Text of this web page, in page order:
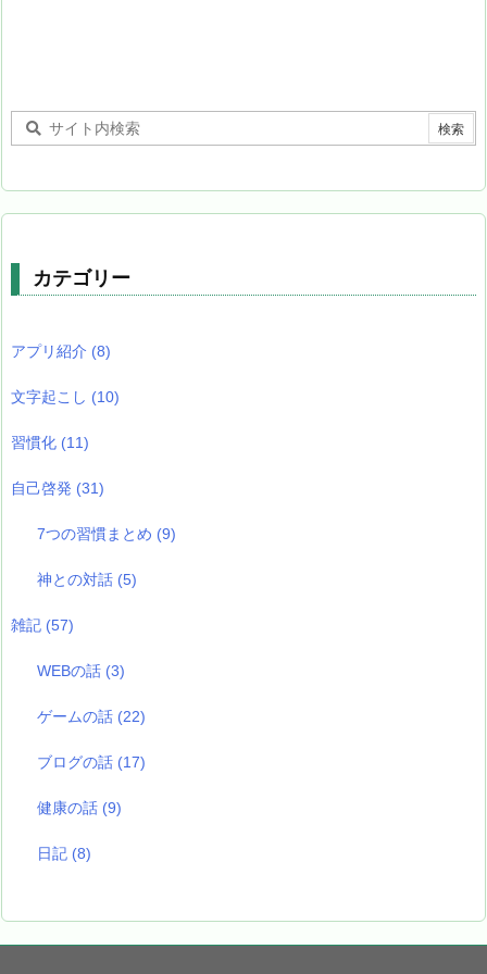
カテゴリー
アプリ紹介 (8)
文字起こし (10)
習慣化 (11)
自己啓発 (31)
7つの習慣まとめ (9)
神との対話 (5)
雑記 (57)
WEBの話 (3)
ゲームの話 (22)
ブログの話 (17)
健康の話 (9)
日記 (8)